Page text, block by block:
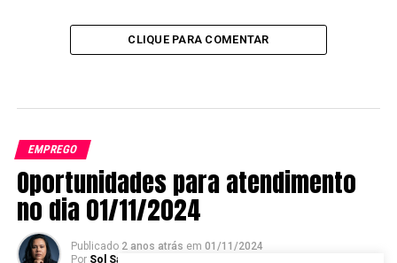
CLIQUE PARA COMENTAR
EMPREGO
Oportunidades para atendimento
no dia 01/11/2024
Publicado 2 anos atrás em 01/11/2024
Por Sol Santandher/ Cesar ferreira